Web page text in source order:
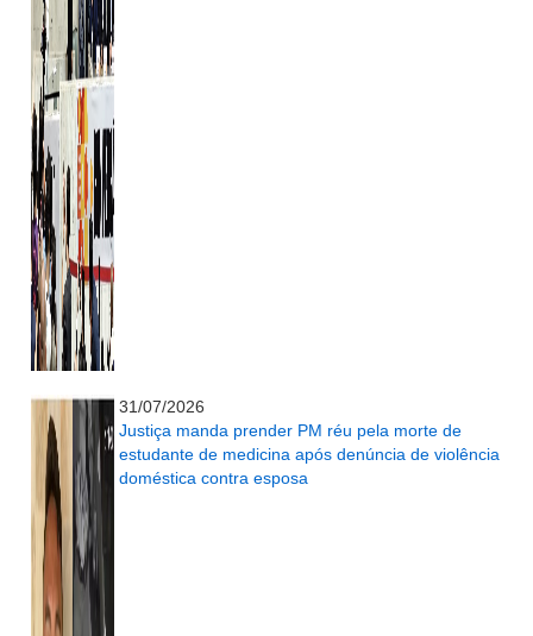
31/07/2026
Justiça manda prender PM réu pela morte de
estudante de medicina após denúncia de violência
doméstica contra esposa